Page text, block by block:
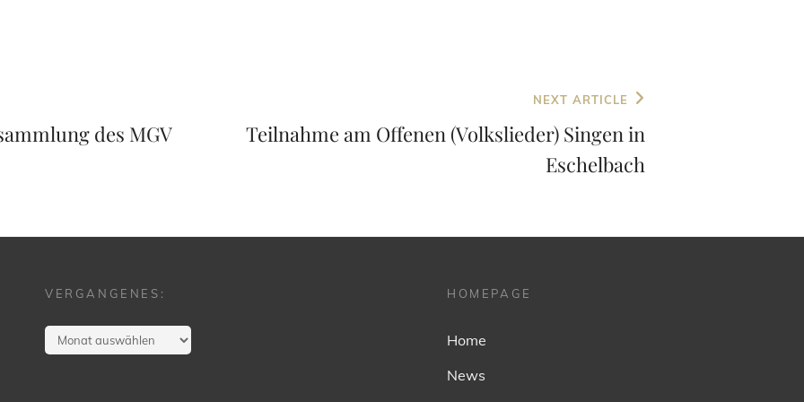
des MGV
Post
NEXT ARTICLE
Teilnahme am Offenen (Volkslieder) Singen in
Eschelbach
VERGANGENES:
Vergangenes:
HOMEPAGE
Home
News